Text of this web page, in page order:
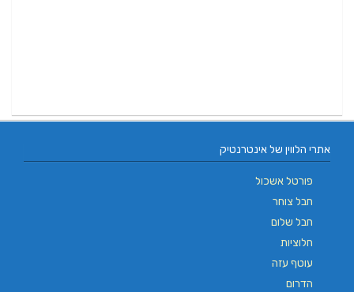
אתרי הלווין של אינטרנטיק
פורטל אשכול
חבל צוחר
חבל שלום
חלוציות
עוטף עזה
הדרום